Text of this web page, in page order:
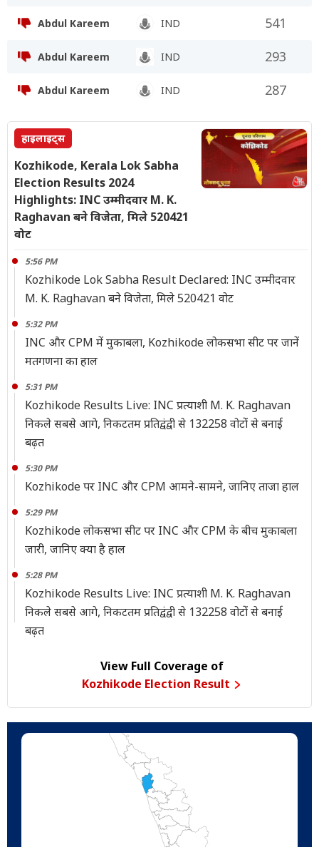
Abdul Kareem IND 541
Abdul Kareem IND 293
Abdul Kareem IND 287
हाइलाइट्स
Kozhikode, Kerala Lok Sabha
Election Results 2024
Highlights: INC उम्मीदवार M. K.
Raghavan बने विजेता, मिले 520421
वोट
5:56 PM
Kozhikode Lok Sabha Result Declared: INC उम्मीदवार
M. K. Raghavan बने विजेता, मिले 520421 वोट
5:32 PM
INC और CPM में मुकाबला, Kozhikode लोकसभा सीट पर जानें
मतगणना का हाल
5:31 PM
Kozhikode Results Live: INC प्रत्याशी M. K. Raghavan
निकले सबसे आगे, निकटतम प्रतिद्वंद्वी से 132258 वोटोंं से बनाई
बढ़त
5:30 PM
Kozhikode पर INC और CPM आमने-सामने, जानिए ताजा हाल
5:29 PM
Kozhikode लोकसभा सीट पर INC और CPM के बीच मुकाबला
जारी, जानिए क्या है हाल
5:28 PM
Kozhikode Results Live: INC प्रत्याशी M. K. Raghavan
निकले सबसे आगे, निकटतम प्रतिद्वंद्वी से 132258 वोटोंं से बनाई
बढ़त
View Full Coverage of
Kozhikode Election Result